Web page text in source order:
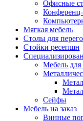
Офисные
Конференц-
Мягкая мебель
Столы для
Стойки ресепшн
Мебель для
Сейфы
Мебель на заказ
Винные